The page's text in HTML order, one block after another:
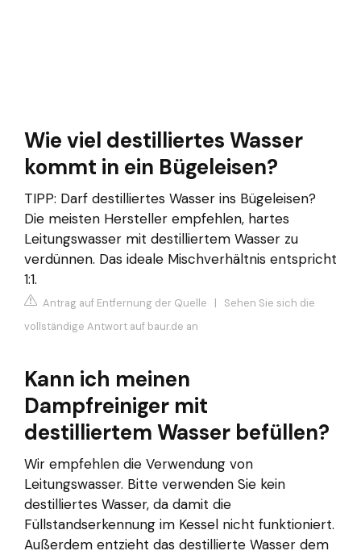
Wie viel destilliertes Wasser
kommt in ein Bügeleisen?
TIPP: Darf destilliertes Wasser ins Bügeleisen?
Die meisten Hersteller empfehlen, hartes
Leitungswasser mit destilliertem Wasser zu
verdünnen. Das ideale Mischverhältnis entspricht
1:1.
Antrag auf Entfernung der Quelle | Sehen Sie sich die
vollständige Antwort auf baur.de an
Kann ich meinen
Dampfreiniger mit
destilliertem Wasser befüllen?
Wir empfehlen die Verwendung von
Leitungswasser. Bitte verwenden Sie kein
destilliertes Wasser, da damit die
Füllstandserkennung im Kessel nicht funktioniert.
Außerdem entzieht das destillierte Wasser dem